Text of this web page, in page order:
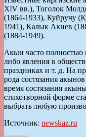
XlV вв.), Тоголок
(1864-1933), Куйручу
1941), Калык Акиев
(1884-1949).
Акын часто полностью
либо явления в
праздниках и т. д. На
рода состязания
время состязания
стихотворной форме
выбрать любую
Источник: newskaz.ru